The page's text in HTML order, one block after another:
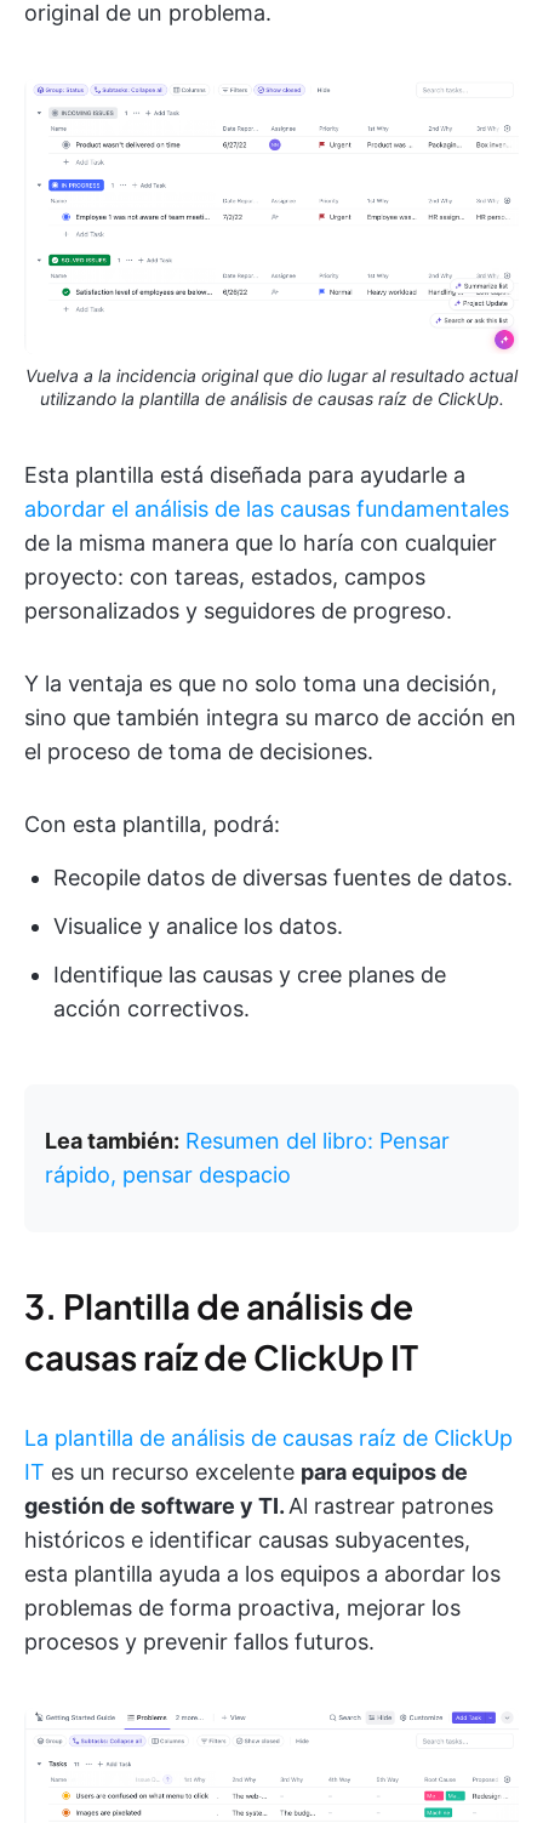
original de un problema.
Vuelva a la incidencia original que dio lugar al resultado actual
utilizando la plantilla de análisis de causas raíz de ClickUp.
Esta plantilla está diseñada para ayudarle a
abordar el análisis de las causas fundamentales
de la misma manera que lo haría con cualquier
proyecto: con tareas, estados, campos
personalizados y seguidores de progreso.
Y la ventaja es que no solo toma una decisión,
sino que también integra su marco de acción en
el proceso de toma de decisiones.
Con esta plantilla, podrá:
Recopile datos de diversas fuentes de datos.
Visualice y analice los datos.
Identifique las causas y cree planes de
acción correctivos.
Lea también: Resumen del libro: Pensar
rápido, pensar despacio
3. Plantilla de análisis de
causas raíz de ClickUp IT
La plantilla de análisis de causas raíz de ClickUp
IT es un recurso excelente para equipos de
gestión de software y TI. Al rastrear patrones
históricos e identificar causas subyacentes,
esta plantilla ayuda a los equipos a abordar los
problemas de forma proactiva, mejorar los
procesos y prevenir fallos futuros.